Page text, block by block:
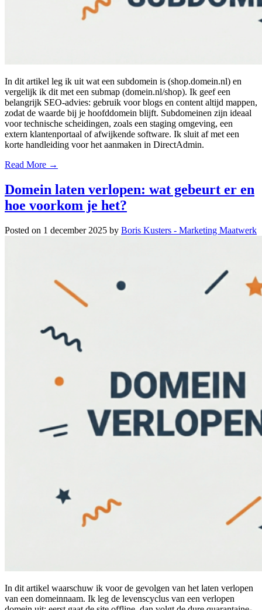
In dit artikel leg ik uit wat een subdomein is (shop.domein.nl) en
vergelijk ik dit met een submap (domein.nl/shop). Ik geef een
belangrijk SEO-advies: gebruik voor blogs en content altijd mappen,
zodat de waarde bij je hoofddomein blijft. Subdomeinen zijn ideaal
voor technische scheidingen, zoals een staging omgeving, een
extern klantenportaal of afwijkende software. Ik sluit af met een
korte handleiding voor het aanmaken in DirectAdmin.
Read More →
Domein laten verlopen: wat gebeurt er en
hoe voorkom je het?
Posted on 1 december 2025 by Boris Kusters - Marketing Maatwerk
In dit artikel waarschuw ik voor de gevolgen van het laten verlopen
van een domeinnaam. Ik leg de levenscyclus van een verlopen